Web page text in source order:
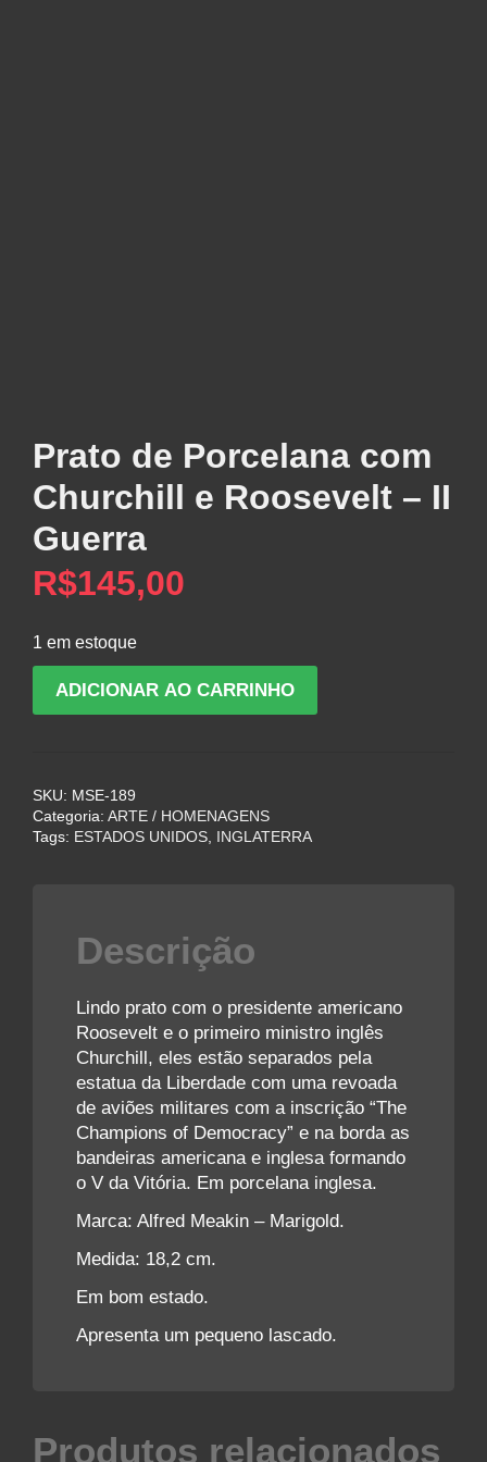
Prato de Porcelana com
Churchill e Roosevelt – II
Guerra
R$145,00
1 em estoque
e
Roosevelt
ADICIONAR AO CARRINHO
SKU: MSE-189
Categoria: ARTE / HOMENAGENS
Tags: ESTADOS UNIDOS, INGLATERRA
Descrição
Lindo prato com o presidente americano
Roosevelt e o primeiro ministro inglês
Churchill, eles estão separados pela
estatua da Liberdade com uma revoada
de aviões militares com a inscrição “The
Champions of Democracy” e na borda as
bandeiras americana e inglesa formando
o V da Vitória. Em porcelana inglesa.
Marca: Alfred Meakin – Marigold.
Medida: 18,2 cm.
Em bom estado.
Apresenta um pequeno lascado.
Produtos relacionados